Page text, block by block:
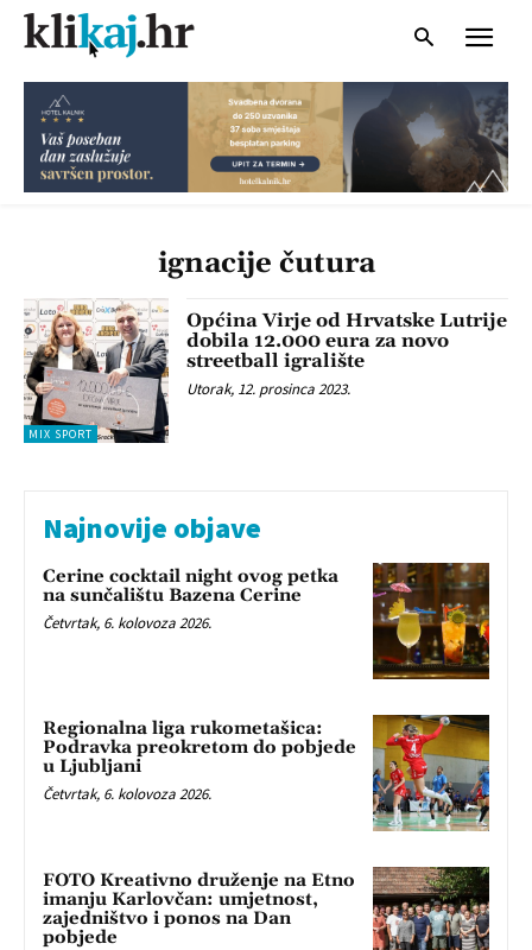
ignacije čutura
MIX SPORT
Općina Virje od Hrvatske Lutrije
dobila 12.000 eura za novo
streetball igralište
Utorak, 12. prosinca 2023.
Najnovije objave
Cerine cocktail night ovog petka
na sunčalištu Bazena Cerine
Četvrtak, 6. kolovoza 2026.
Regionalna liga rukometašica:
Podravka preokretom do pobjede
u Ljubljani
Četvrtak, 6. kolovoza 2026.
FOTO Kreativno druženje na Etno
imanju Karlovčan: umjetnost,
zajedništvo i ponos na Dan
pobjede